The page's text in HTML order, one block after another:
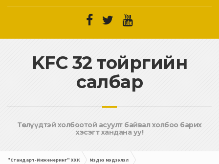
KFC 32 тойргийн
салбар
Төслүүдтэй холбоотой асуулт байвал холбоо барих
хэсэгт хандана уу!
"Стандарт-Инженеринг" ХХК Мэдээ мэдээлэл